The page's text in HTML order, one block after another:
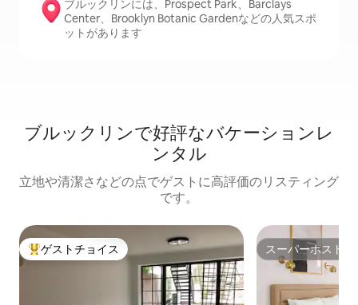
ブルックリンには、Prospect Park、Barclays
Center、Brooklyn Botanic Gardenなどの人気スポ
ットがあります
ブルックリンで好評なバケーションレ
ンタル
立地や清潔さなどの点でゲストに高評価のリスティング
です。
大好評のゲストチョイスです。
ゲストチョイス スーパーホスト
スーパーホスト